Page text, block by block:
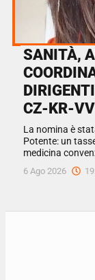
SANITÀ,
CZ-KR-VV
La nomina è
Potente: un
medicina
6 Ago 2026